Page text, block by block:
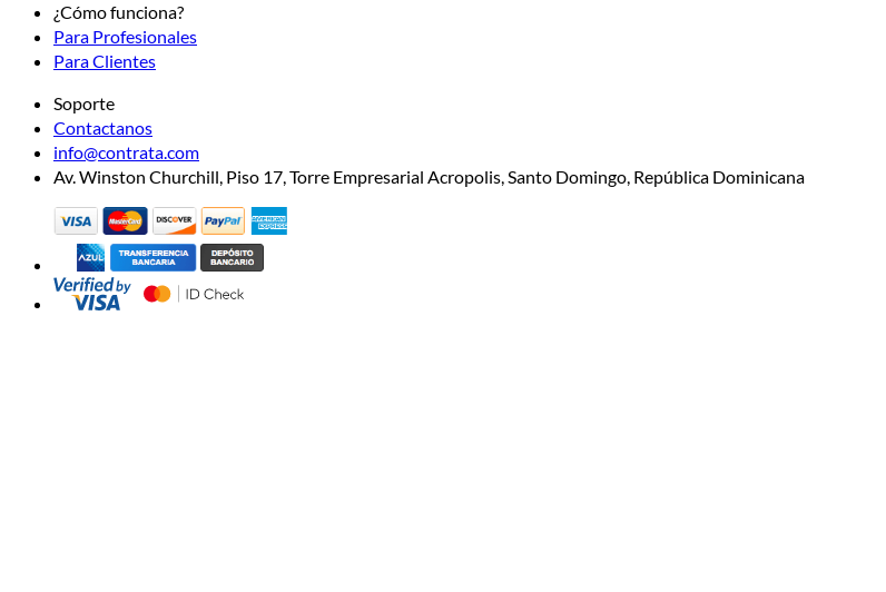
¿Cómo funciona?
Para Profesionales
Para Clientes
Soporte
Contactanos
info@contrata.com
Av. Winston Churchill, Piso 17, Torre Empresarial Acropolis, Santo Domingo, República Dominicana